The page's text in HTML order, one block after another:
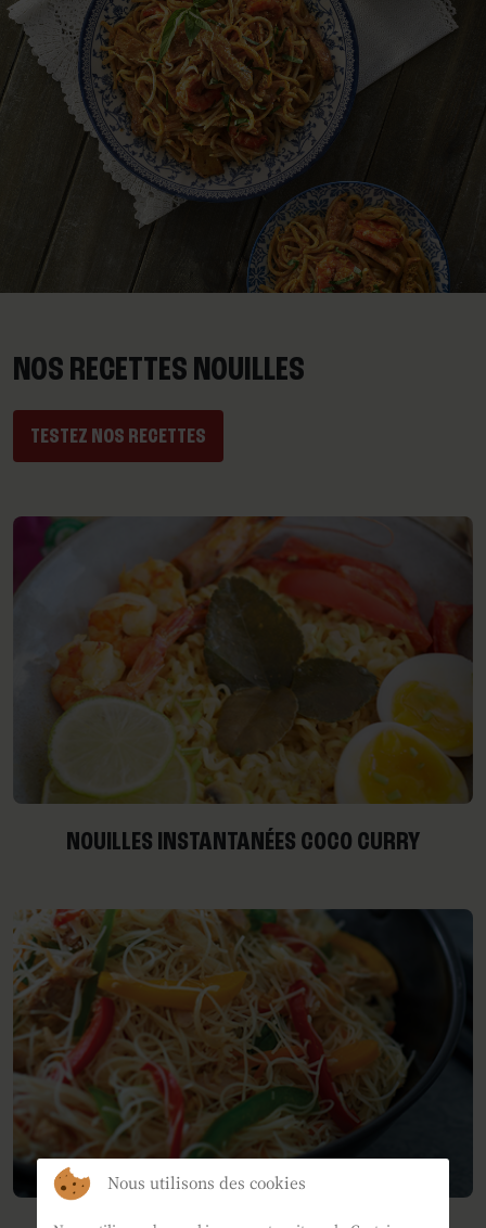
NOS RECETTES NOUILLES
TESTEZ NOS RECETTES
NOUILLES INSTANTANÉES COCO CURRY
Nous utilisons des cookies